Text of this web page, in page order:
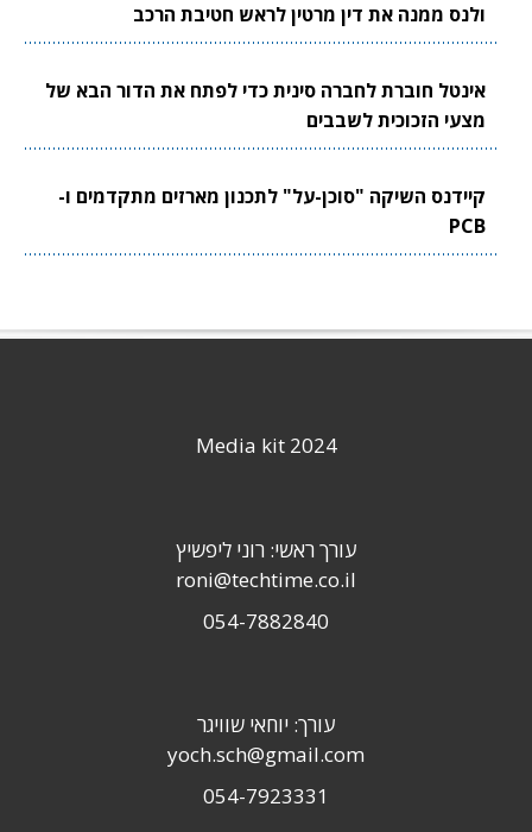
ולנס ממנה את דין מרטין לראש חטיבת הרכב
אינטל חוברת לחברה סינית כדי לפתח את הדור הבא של
מצעי הזכוכית לשבבים
קיידנס השיקה "סוכן-על" לתכנון מארזים מתקדמים ו-
PCB
Media kit 2024
עורך ראשי: רוני ליפשיץ
roni@techtime.co.il
054-7882840
עורך: יוחאי שוויגר
yoch.sch@gmail.com
054-7923331